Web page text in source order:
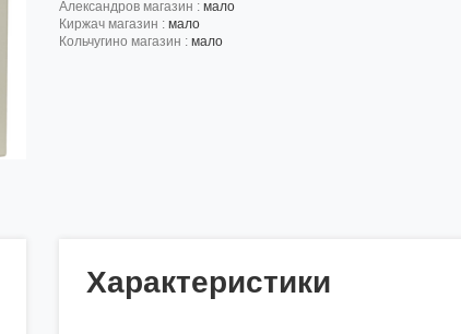
александров магазин : мало
киржач магазин : мало
кольчугино магазин : мало
Характеристики